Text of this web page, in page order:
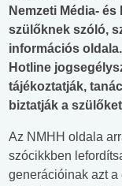
Nemzeti Média-
szülőknek szóló,
információs
Hotline
tájékoztatják,
biztatják a
Az NMHH oldala
szócikkben
generációinak azt